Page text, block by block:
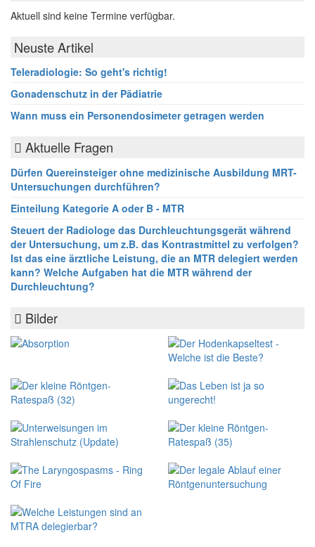
Aktuell sind keine Termine verfügbar.
Neuste Artikel
Teleradiologie: So geht's richtig!
Gonadenschutz in der Pädiatrie
Wann muss ein Personendosimeter getragen werden
Aktuelle Fragen
Dürfen Quereinsteiger ohne medizinische Ausbildung MRT-
Untersuchungen durchführen?
Einteilung Kategorie A oder B - MTR
Steuert der Radiologe das Durchleuchtungsgerät während
der Untersuchung, um z.B. das Kontrastmittel zu verfolgen?
Ist das eine ärztliche Leistung, die an MTR delegiert werden
kann? Welche Aufgaben hat die MTR während der
Durchleuchtung?
Bilder